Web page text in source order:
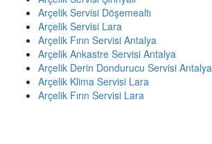
Arçelik Servisi Döşemealtı
Arçelik Servisi Lara
Arçelik Fırın Servisi Antalya
Arçelik Ankastre Servisi Antalya
Arçelik Derin Dondurucu Servisi Antalya
Arçelik Klima Servisi Lara
Arçelik Fırın Servisi Lara